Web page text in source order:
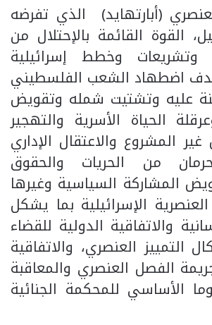
(أبارتهايد) الذي تفرضه
القوة القائمة بالإحتلال من
وخطط إسرائيلية
اضطهاد الشعب الفلسطيني
عليه وتشتيت شمله وتقويض
الحياة الأسرية والتهجير
المشروع والاعتقال الإداري
من الحريات والحقوق
المشاركة السياسية وغيرها
الإسرائيلية بما يشكل
والاتفاقية الدولية للقضاء
التمييز العنصري، والاتفاقية
الفصل العنصري والمعاقبة
الأساسي للمحكمة الجنائية